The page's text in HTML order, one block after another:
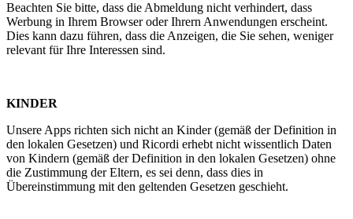
Beachten Sie bitte, dass die Abmeldung nicht verhindert, dass
Werbung in Ihrem Browser oder Ihrern Anwendungen erscheint.
Dies kann dazu führen, dass die Anzeigen, die Sie sehen, weniger
relevant für Ihre Interessen sind.
KINDER
Unsere Apps richten sich nicht an Kinder (gemäß der Definition in
den lokalen Gesetzen) und Ricordi erhebt nicht wissentlich Daten
von Kindern (gemäß der Definition in den lokalen Gesetzen) ohne
die Zustimmung der Eltern, es sei denn, dass dies in
Übereinstimmung mit den geltenden Gesetzen geschieht.